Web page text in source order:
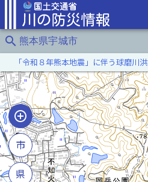
search 熊本県宇城市
「令和８年熊本地震」に伴う球磨川
市
県